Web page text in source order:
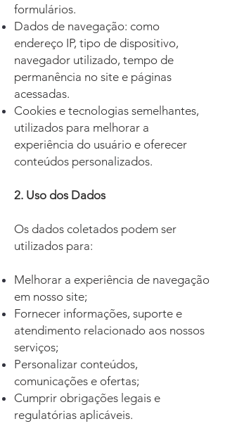
formulários.
Dados de navegação: como
endereço IP, tipo de dispositivo,
navegador utilizado, tempo de
permanência no site e páginas
acessadas.
Cookies e tecnologias semelhantes,
utilizados para melhorar a
experiência do usuário e oferecer
conteúdos personalizados.
2. Uso dos Dados
Os dados coletados podem ser
utilizados para:
Melhorar a experiência de navegação
em nosso site;
Fornecer informações, suporte e
atendimento relacionado aos nossos
serviços;
Personalizar conteúdos,
comunicações e ofertas;
Cumprir obrigações legais e
regulatórias aplicáveis.